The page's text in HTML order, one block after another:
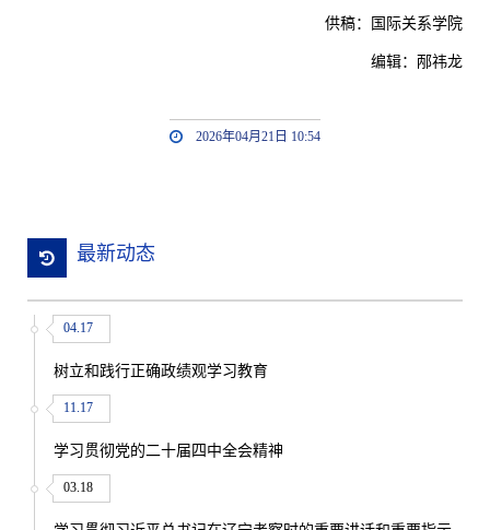
供稿：国际关系学院
编辑：邴祎龙
2026年04月21日 10:54
最新动态
04.17
树立和践行正确政绩观学习教育
11.17
学习贯彻党的二十届四中全会精神
03.18